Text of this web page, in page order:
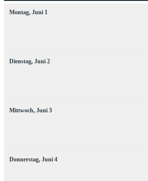
Montag, Juni 1
Dienstag, Juni 2
Mittwoch, Juni 3
Donnerstag, Juni 4